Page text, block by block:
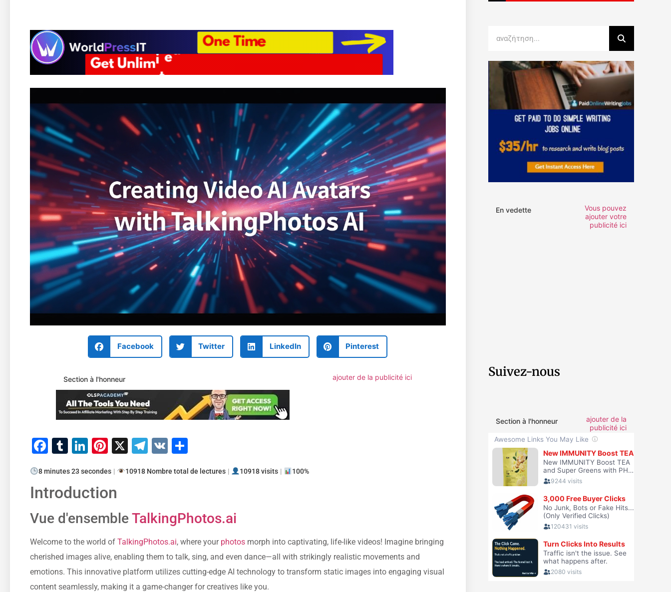
Facebook Twitter LinkedIn Pinterest
Section à l'honneur ajouter de la publicité ici
Facebook
Tumblr
LinkedIn
Pinterest
X Telegram
VK
8 minutes 23 secondes | 10918 Nombre total de lectures | 10918 visits | 100%
Introduction
Vue d'ensemble TalkingPhotos.ai
Welcome to the world of TalkingPhotos.ai, where your photos morph into captivating, life-like videos! Imagine bringing
cherished images alive, enabling them to talk, sing, and even dance—all with strikingly realistic movements and
emotions. This innovative platform utilizes cutting-edge AI technology to transform static images into engaging visual
content seamlessly, making it a game-changer for creatives like you.
En vedette
Vous pouvez
ajouter votre
publicité ici
Suivez-nous
Section à l'honneur
ajouter de la
publicité ici